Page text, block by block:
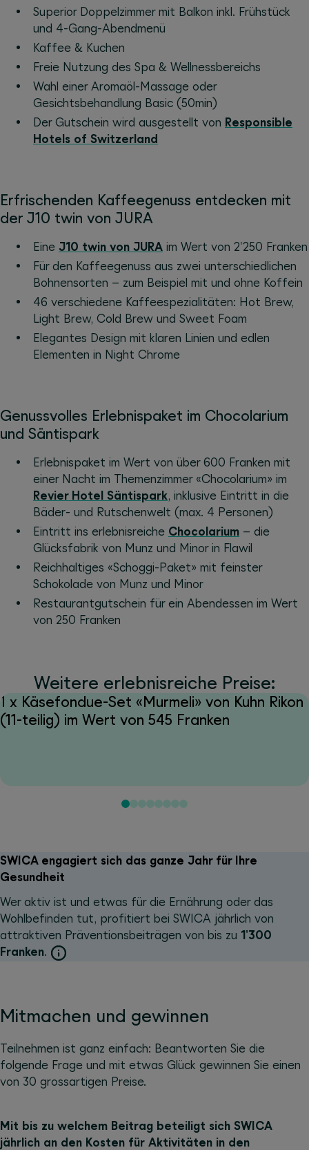
Superior Doppelzimmer mit Balkon inkl. Frühstück
und 4-Gang-Abendmenü
Kaffee & Kuchen
Freie Nutzung des Spa & Wellnessbereichs
Wahl einer Aromaöl-Massage oder
Gesichtsbehandlung Basic (50min)
Der Gutschein wird ausgestellt von Responsible
Hotels of Switzerland
Erfrischenden Kaffeegenuss entdecken mit
der J10 twin von JURA
Eine J10 twin von JURA im Wert von 2'250 Franken
Für den Kaffeegenuss aus zwei unterschiedlichen
Bohnensorten – zum Beispiel mit und ohne Koffein
46 verschiedene Kaffeespezialitäten: Hot Brew,
Light Brew, Cold Brew und Sweet Foam
Elegantes Design mit klaren Linien und edlen
Elementen in Night Chrome
Genussvolles Erlebnispaket im Chocolarium
und Säntispark
Erlebnispaket im Wert von über 600 Franken mit
einer Nacht im Themenzimmer «Chocolarium» im
Revier Hotel Säntispark, inklusive Eintritt in die
Bäder- und Rutschenwelt (max. 4 Personen)
Eintritt ins erlebnisreiche Chocolarium – die
Glücksfabrik von Munz und Minor in Flawil
Reichhaltiges «Schoggi-Paket» mit feinster
Schokolade von Munz und Minor
Restaurantgutschein für ein Abendessen im Wert
von 250 Franken
Weitere erlebnisreiche Preise:
1 x Käsefondue-Set «Murmeli» von Kuhn Rikon
(11-teilig) im Wert von 545 Franken
SWICA engagiert sich das ganze Jahr für Ihre
Gesundheit
Wer aktiv ist und etwas für die Ernährung oder das
Wohlbefinden tut, profitiert bei SWICA jährlich von
attraktiven Präventionsbeiträgen von bis zu 1'300
Franken.
Mitmachen und gewinnen
Teilnehmen ist ganz einfach: Beantworten Sie die
folgende Frage und mit etwas Glück gewinnen Sie einen
von 30 grossartigen Preise.
Mit bis zu welchem Beitrag beteiligt sich SWICA
jährlich an den Kosten für Aktivitäten in den